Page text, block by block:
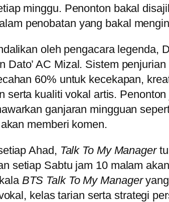
minggu. Penonton bakal
penobatan yang bakal
oleh pengacara legenda,
Dato’ AC Mizal. Sistem penjurian
60% untuk kecekapan,
serta kualiti vokal artis.
ganjaran mingguan
memberi komen.
Ahad, Talk To My Manager
setiap Sabtu jam 10 malam
BTS Talk To My Manageryang
kelas tarian serta strategi